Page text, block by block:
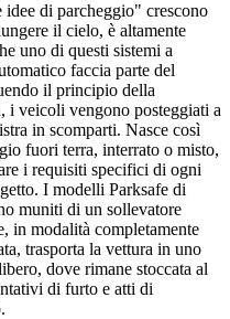
idee di parcheggio" crescono
il cielo, è altamente
uno di questi sistemi a
faccia parte del
il principio della
i veicoli vengono posteggiati a
in scomparti. Nasce così
fuori terra, interrato o misto,
i requisiti specifici di ogni
I modelli Parksafe di
muniti di un sollevatore
in modalità completamente
trasporta la vettura in uno
dove rimane stoccata al
di furto e atti di